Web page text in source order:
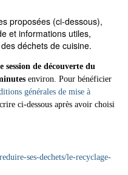
proposées (ci-dessous),
et informations utiles,
déchets de cuisine.
session de découverte du
environ. Pour bénéficier
générales de mise à
ci-dessous après avoir choisi
ses-dechets/le-recyclage-